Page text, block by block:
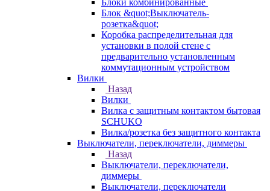
Блоки комбинированные
Блок &quot;Выключатель-
розетка&quot;
Коробка распределительная для
установки в полой стене с
предварительно установленным
коммутационным устройством
Вилки
Назад
Вилки
Вилка с защитным контактом бытовая
SCHUKO
Вилка/розетка без защитного контакта
Выключатели, переключатели, диммеры
Назад
Выключатели, переключатели,
диммеры
Выключатели, переключатели